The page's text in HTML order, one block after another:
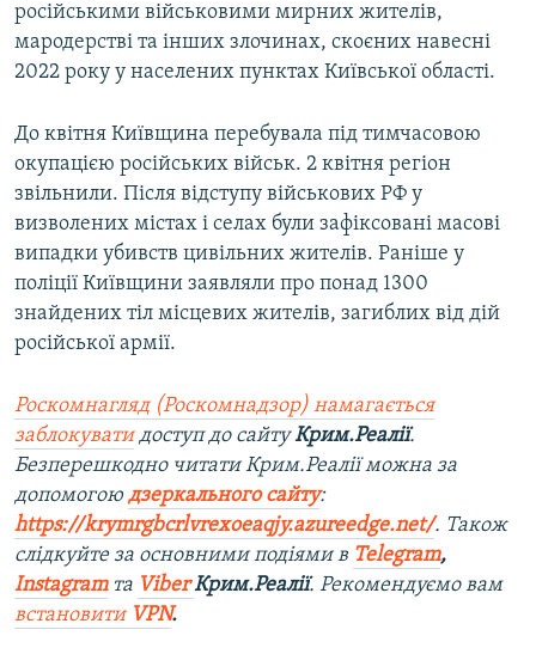
російськими військовими мирних жителів,
мародерстві та інших злочинах, скоєних навесні
2022 року у населених пунктах Київської області.
До квітня Київщина перебувала під тимчасовою
окупацією російських військ. 2 квітня регіон
звільнили. Після відступу військових РФ у
визволених містах і селах були зафіксовані масові
випадки убивств цивільних жителів. Раніше у
поліції Київщини заявляли про понад 1300
знайдених тіл місцевих жителів, загиблих від дій
російської армії.
Роскомнагляд (Роскомнадзор) намагається
заблокуватидоступ до сайтуКрим.Реалії.
Безперешкодно читати Крим.Реалії можна за
допомогою дзеркального сайту:
https://krymrgbcrlvrexoeaqjy.azureedge.net/. Також
слідкуйте за основними подіями в Telegram,
Instagramта ViberКрим.Реалії. Рекомендуємо вам
встановити VPN.